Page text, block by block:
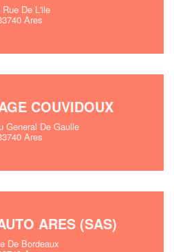
Rue De L'ile
Ares
COUVIDOUX
General De Gaulle
Ares
ARES (SAS)
De Bordeaux